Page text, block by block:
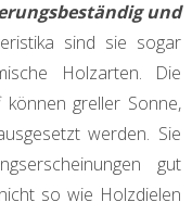
und
sind sie sogar
Holzarten. Die
greller Sonne,
werden. Sie
gut
so wie Holzdielen